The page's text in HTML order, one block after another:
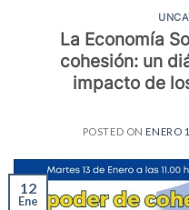
La Economía
cohesión: un
impacto de
POSTED ON ENERO
12
Ene